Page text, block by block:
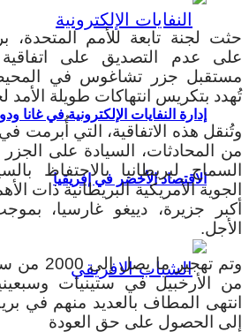
إدارة النفايات الإلكترونية في
الاقتصاد الأخضر في إفريقيا
حثت لجنة تابعة للأمم المتحدة،
على عدم التصديق على
مستقبل جزر تشاغوس في المحيط
تُهدد بتكريس انتهاكات طويلة الأمد
وتُنقل هذه الاتفاقية، التي أُبرمت
من المحادثات، السيادة على
السماح لبريطانيا بالاحتفاظ
الجوية الأمريكية البريطانية ذات
أكبر جزيرة، دييغو غارسيا،
الأجل.
وتم
من الأرخبيل في ستينيات
انتهى المطاف بالعديد منهم في
إلى الحصول على حق العودة